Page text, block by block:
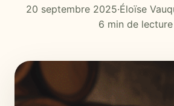
20 septembre 2025·Éloïse
6 min de lecture